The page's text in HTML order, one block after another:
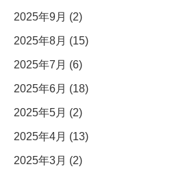
2025年9月 (2)
2025年8月 (15)
2025年7月 (6)
2025年6月 (18)
2025年5月 (2)
2025年4月 (13)
2025年3月 (2)